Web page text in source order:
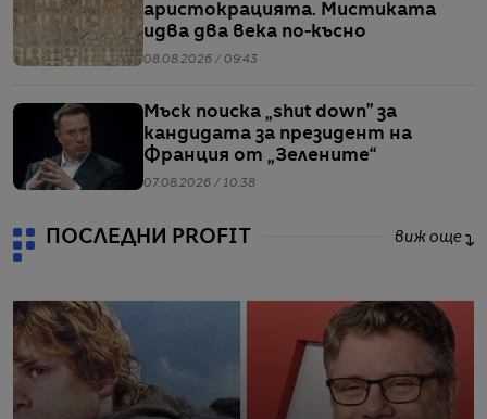
аристокрацията. Мистиката
идва два века по-късно
08.08.2026 / 09:43
Мъск поиска „shut down” за
кандидата за президент на
Франция от „Зелените“
07.08.2026 / 10:38
ПОСЛЕДНИ PROFIT виж още